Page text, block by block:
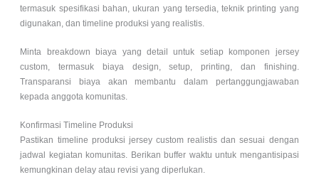
termasuk spesifikasi bahan, ukuran yang tersedia, teknik printing yang
digunakan, dan timeline produksi yang realistis.
Minta breakdown biaya yang detail untuk setiap komponen jersey
custom, termasuk biaya design, setup, printing, dan finishing.
Transparansi biaya akan membantu dalam pertanggungjawaban
kepada anggota komunitas.
Konfirmasi Timeline Produksi
Pastikan timeline produksi jersey custom realistis dan sesuai dengan
jadwal kegiatan komunitas. Berikan buffer waktu untuk mengantisipasi
kemungkinan delay atau revisi yang diperlukan.